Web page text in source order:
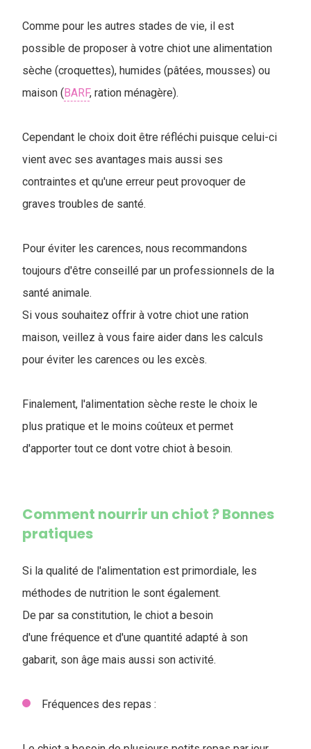
Comme pour les autres stades de vie, il est
possible de proposer à votre chiot une alimentation
sèche (croquettes), humides (pâtées, mousses) ou
maison (BARF, ration ménagère).
Cependant le choix doit être réfléchi puisque celui-ci
vient avec ses avantages mais aussi ses
contraintes et qu'une erreur peut provoquer de
graves troubles de santé.
Pour éviter les carences, nous recommandons
toujours d'être conseillé par un professionnels de la
santé animale.
Si vous souhaitez offrir à votre chiot une ration
maison, veillez à vous faire aider dans les calculs
pour éviter les carences ou les excès.
Finalement, l'alimentation sèche reste le choix le
plus pratique et le moins coûteux et permet
d'apporter tout ce dont votre chiot à besoin.
Comment nourrir un chiot ? Bonnes
pratiques
Si la qualité de l'alimentation est primordiale, les
méthodes de nutrition le sont également.
De par sa constitution, le chiot a besoin
d'une fréquence et d'une quantité adapté à son
gabarit, son âge mais aussi son activité.
Fréquences des repas :